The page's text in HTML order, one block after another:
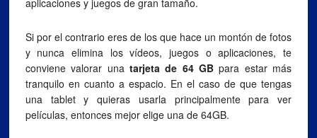
aplicaciones y juegos de gran tamaño.
Si por el contrario eres de los que hace un montón de fotos
y nunca elimina los vídeos, juegos o aplicaciones, te
conviene valorar una tarjeta de 64 GB para estar más
tranquilo en cuanto a espacio. En el caso de que tengas
una tablet y quieras usarla principalmente para ver
películas, entonces mejor elige una de 64GB.